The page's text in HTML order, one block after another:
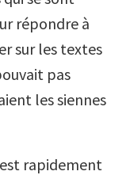
répondre à
sur les textes
pas
les siennes
rapidement